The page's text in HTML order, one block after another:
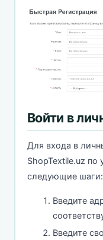
Войти в
Для входа в
ShopTextile.uz по
следующие шаги:
Введите
Введите